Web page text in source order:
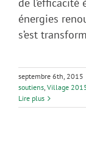
énergies
s’est
septembre 6th, 2015
soutiens Village
Lire plus